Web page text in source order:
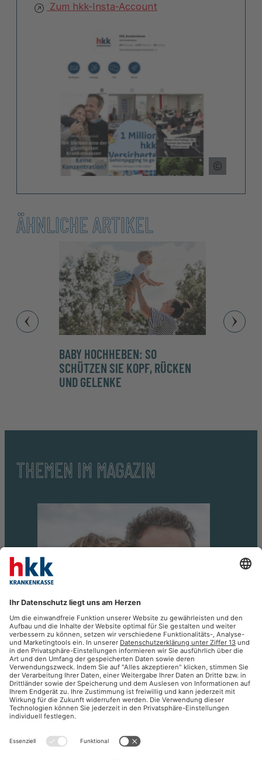
Zum hkk-Insta-Account
ÄHNLICHE ARTIKEL
BABY HOCHHEBEN: SO
SCHÜTZEN SIE KOPF, RÜCKEN
UND GELENKE
THEMEN IM MAGAZIN